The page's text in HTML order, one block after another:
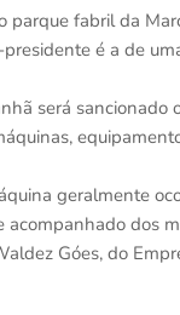
fabril da
é a de
será sancionado
geralmente
dos
Góes, do